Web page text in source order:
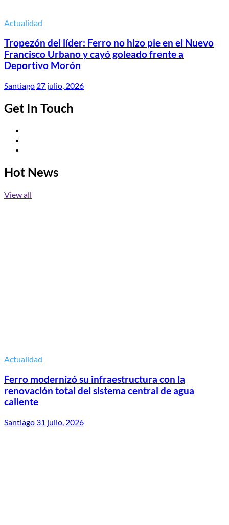
Actualidad
Tropezón del líder: Ferro no hizo pie en el Nuevo
Francisco Urbano y cayó goleado frente a
Deportivo Morón
Santiago 27 julio, 2026
Get In Touch
Hot News
View all
Actualidad
Ferro modernizó su infraestructura con la
renovación total del sistema central de agua
caliente
Santiago 31 julio, 2026